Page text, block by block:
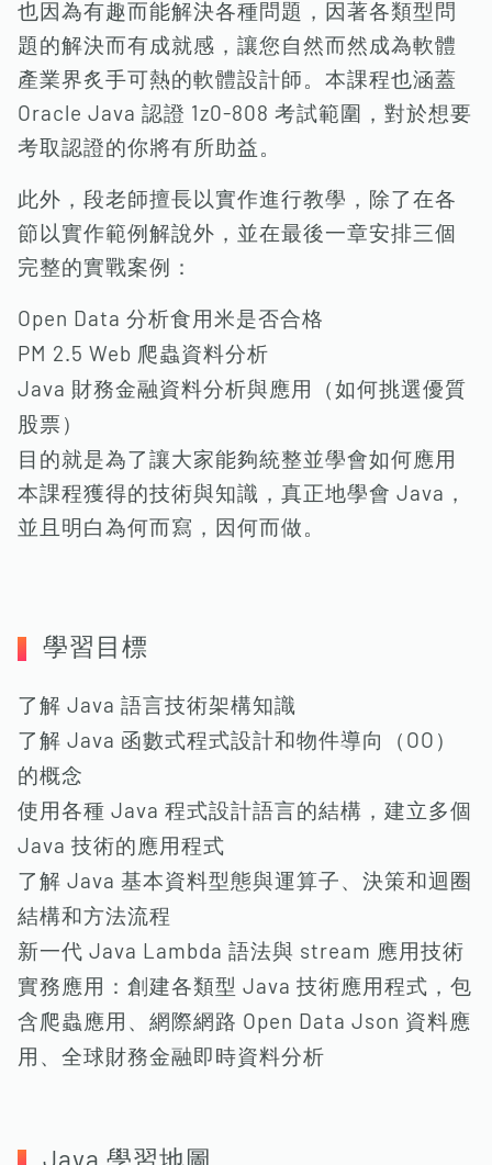
也因為有趣而能解決各種問題，因著各類型問
題的解決而有成就感，讓您自然而然成為軟體
產業界炙手可熱的軟體設計師。本課程也涵蓋
Oracle Java 認證 1z0-808 考試範圍，對於想要
考取認證的你將有所助益。
此外，段老師擅長以實作進行教學，除了在各
節以實作範例解說外，並在最後一章安排三個
完整的實戰案例：
Open Data 分析食用米是否合格
PM 2.5 Web 爬蟲資料分析
Java 財務金融資料分析與應用（如何挑選優質
股票）
目的就是為了讓大家能夠統整並學會如何應用
本課程獲得的技術與知識，真正地學會 Java，
並且明白為何而寫，因何而做。
學習目標
了解 Java 語言技術架構知識
了解 Java 函數式程式設計和物件導向（OO）
的概念
使用各種 Java 程式設計語言的結構，建立多個
Java 技術的應用程式
了解 Java 基本資料型態與運算子、決策和迴圈
結構和方法流程
新一代 Java Lambda 語法與 stream 應用技術
實務應用：創建各類型 Java 技術應用程式，包
含爬蟲應用、網際網路 Open Data Json 資料應
用、全球財務金融即時資料分析